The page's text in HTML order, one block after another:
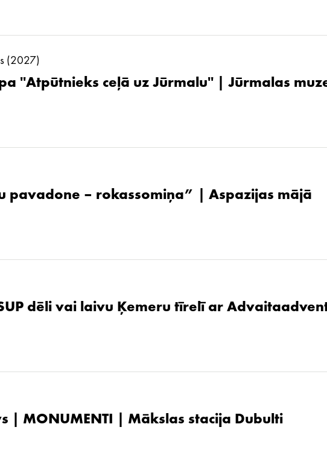
(2027)
''Atpūtnieks ceļā uz Jūrmalu'' | Jūrmalas
pavadone – rokassomiņa” | Aspazijas mājā
dēli vai laivu Ķemeru tīrelī ar
| MONUMENTI | Mākslas stacija Dubulti